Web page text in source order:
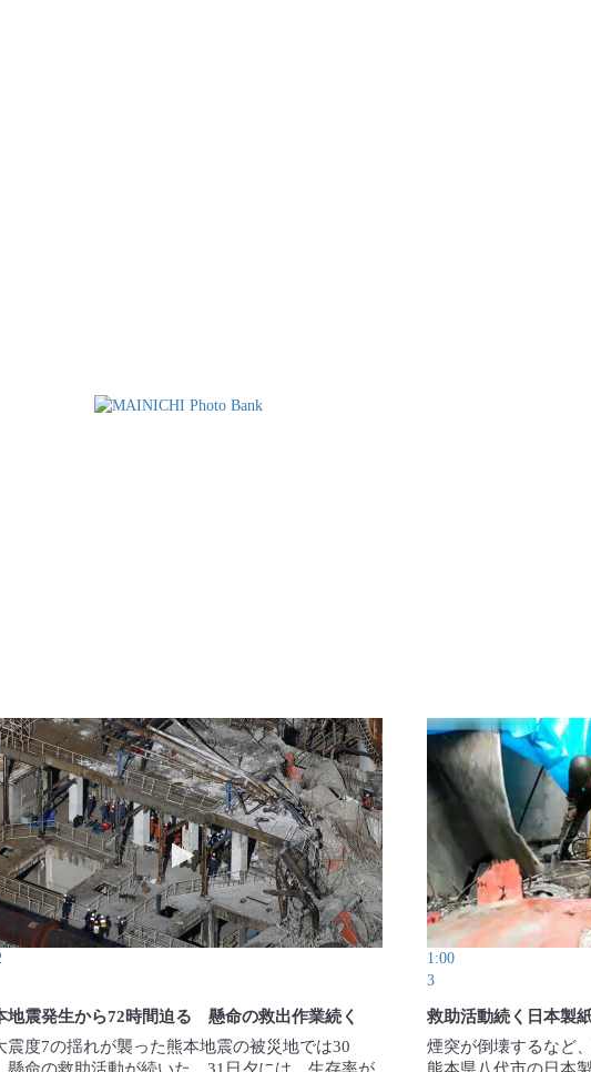
瞬間 動画を再生 熊本地震発生から72時間迫る 懸命の救出作
地震発生から72時間迫る 懸命の救出作業続く
震度7の揺れが襲った熊本地震の被災地では30
1:00
3
救助活動続く日本製
煙突が倒壊するなど